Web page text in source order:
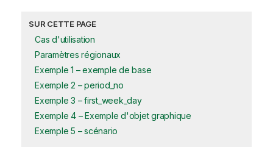
SUR CETTE PAGE
Cas d'utilisation
Paramètres régionaux
Exemple 1 – exemple de base
Exemple 2 – period_no
Exemple 3 – first_week_day
Exemple 4 – Exemple d'objet graphique
Exemple 5 – scénario